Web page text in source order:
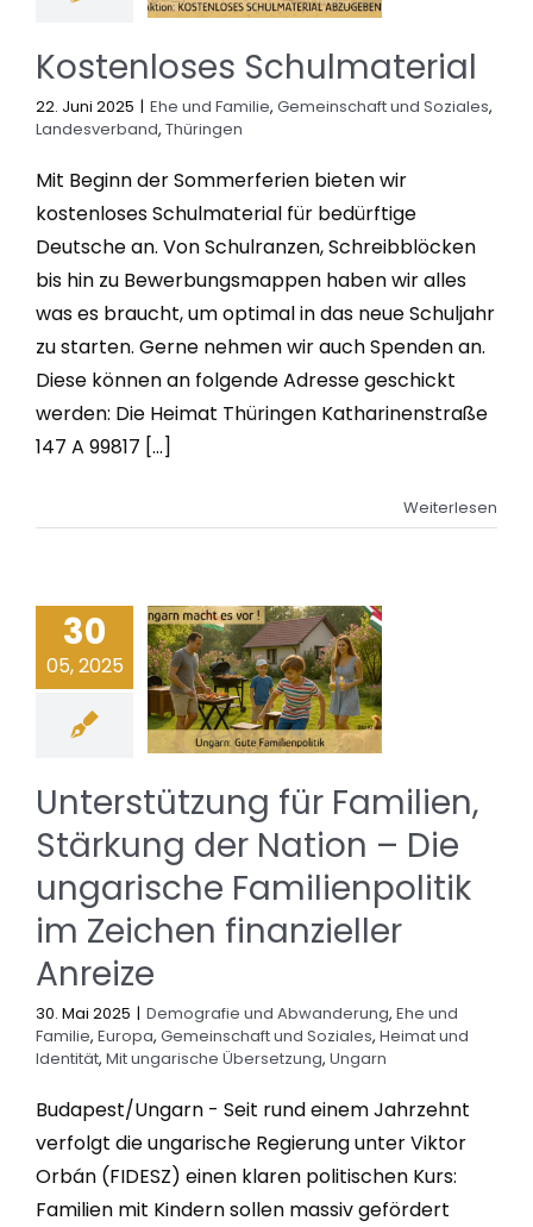
Kostenloses Schulmaterial
22. Juni 2025 | Ehe und Familie, Gemeinschaft und Soziales,
Landesverband, Thüringen
Mit Beginn der Sommerferien bieten wir
kostenloses Schulmaterial für bedürftige
Deutsche an. Von Schulranzen, Schreibblöcken
bis hin zu Bewerbungsmappen haben wir alles
was es braucht, um optimal in das neue Schuljahr
zu starten. Gerne nehmen wir auch Spenden an.
Diese können an folgende Adresse geschickt
werden: Die Heimat Thüringen Katharinenstraße
147 A 99817 [...]
Weiterlesen
30
05, 2025
Unterstützung für Familien,
Stärkung der Nation – Die
ungarische Familienpolitik
im Zeichen finanzieller
Anreize
30. Mai 2025 | Demografie und Abwanderung, Ehe und
Familie, Europa, Gemeinschaft und Soziales, Heimat und
Identität, Mit ungarische Übersetzung, Ungarn
Budapest/Ungarn - Seit rund einem Jahrzehnt
verfolgt die ungarische Regierung unter Viktor
Orbán (FIDESZ) einen klaren politischen Kurs:
Familien mit Kindern sollen massiv gefördert